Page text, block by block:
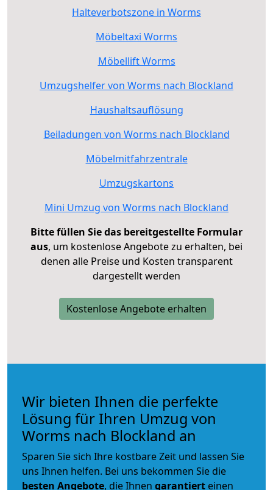
Halteverbotszone in Worms
Möbeltaxi Worms
Möbellift Worms
Umzugshelfer von Worms nach Blockland
Haushaltsauflösung
Beiladungen von Worms nach Blockland
Möbelmitfahrzentrale
Umzugskartons
Mini Umzug von Worms nach Blockland
Bitte füllen Sie das bereitgestellte Formular
aus, um kostenlose Angebote zu erhalten, bei
denen alle Preise und Kosten transparent
dargestellt werden
Kostenlose Angebote erhalten
Wir bieten Ihnen die perfekte
Lösung für Ihren Umzug von
Worms nach Blockland an
Sparen Sie sich Ihre kostbare Zeit und lassen Sie
uns Ihnen helfen. Bei uns bekommen Sie die
besten Angebote, die Ihnen garantiert einen